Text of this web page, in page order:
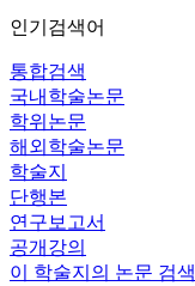
인기검색어
통합검색
국내학술논문
학위논문
해외학술논문
학술지
단행본
연구보고서
공개강의
이 학술지의 논문 검색